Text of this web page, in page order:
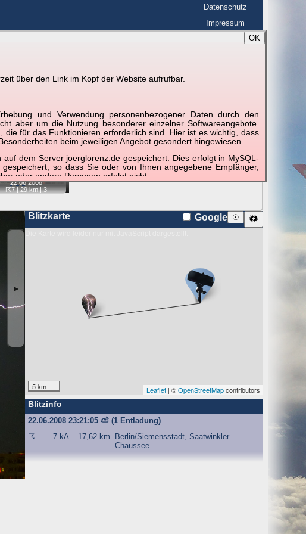
OK
über den Link im Kopf der Website aufrufbar.
und Verwendung personenbezogener Daten durch den
aber um die Nutzung besonderer einzelner Softwareangebote.
für das Funktionieren erforderlich sind. Hier ist es wichtig, dass
beim jeweiligen Angebot gesondert hingewiesen.
dem Server joerglorenz.de gespeichert. Dies erfolgt in MySQL-
so dass Sie oder von Ihnen angegebene Empfänger,
oder andere Personen erfolgt nicht.
und entsprechend der gesetzlichen Vorschriften. Da durch neue
DSGVO) Daten über Zugriffe auf die Website und speichern diese
Strato AG, der Websitebetreiber nutzt diese Daten nicht.
Angriffe zu erkennen, um z. B. Missbrauchsfälle aufklären zu
Beweisgründen aufgehoben werden, sind sie solange von der
der Website und der Webseiten auf der Basis der Logfiles ohne
Datenschutz
Impressum
Karte
zu den Blitzen auf dem Foto bzw. im
22.06.2008
☈7| 29 km |3
►
Blitzkarte 🗱
☉
Google
5 km Leaflet | ©OpenStreetMapcontributors
Blitzinfo
22.06.2008 23:21:05 ⛅ (1 Entladung)
☈
7 kA 17,62 km
Berlin/Siemensstadt, Saatwinkler
Chaussee